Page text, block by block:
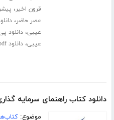
قرون اخیر،
عصر حاضر،
عیبی،دانلود
عیبی،دانلود pdf کتاب اسلام به ذات خود ندارد عیبی
دانلود کتاب راهنمای سرمایه
موضوع: